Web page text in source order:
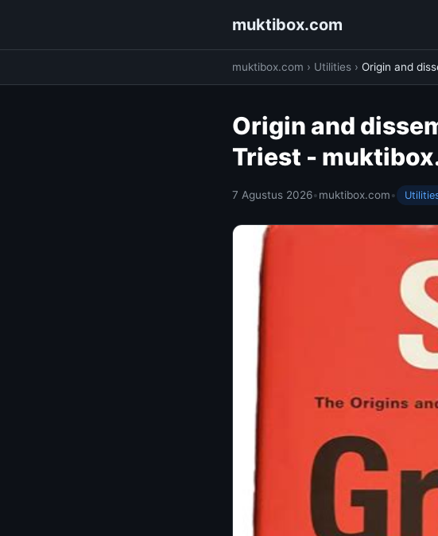
muktibox.com
muktibox.com › Utilities › Origin and
Origin and
Triest -
7 Agustus 2026•muktibox.com•